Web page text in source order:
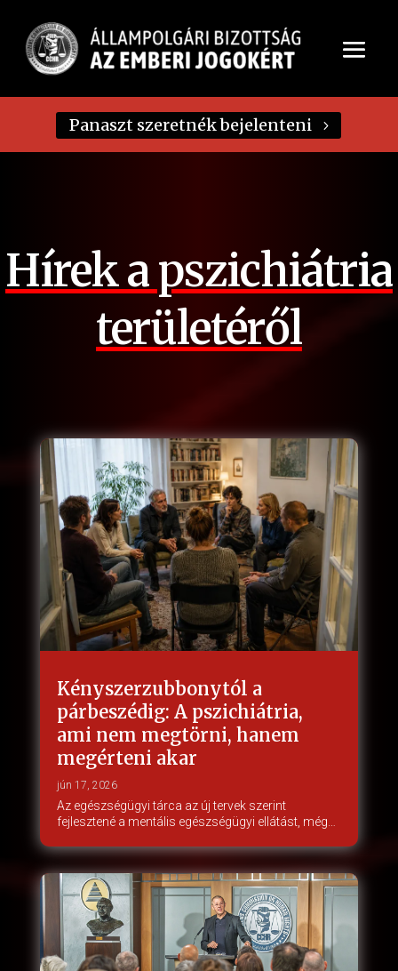
Panaszt szeretnék bejelenteni
Hírek a pszichiátria
területéről
Kényszerzubbonytól a
párbeszédig: A pszichiátria,
ami nem megtörni, hanem
megérteni akar
jún 17, 2026
Az egészségügyi tárca az új tervek szerint
fejlesztené a mentális egészségügyi ellátást, még…